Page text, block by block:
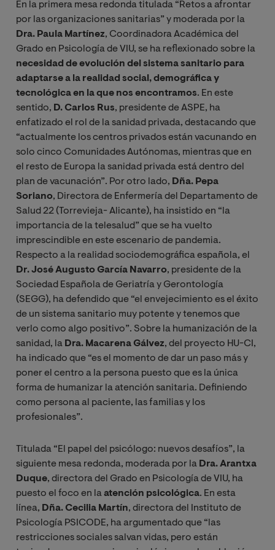
En la primera mesa redonda titulada “Retos a afrontar
por las organizaciones sanitarias” y moderada por la
Dra. Paula Martínez, Coordinadora Académica del
Grado en Psicología de VIU, se ha reflexionado sobre la
necesidad de evolución del sistema sanitario para
adaptarse a la realidad social, demográfica y
tecnológica en la que nos encontramos. En este
sentido, D. Carlos Rus, presidente de ASPE, ha
enfatizado el rol de la sanidad privada, destacando que
“actualmente los centros privados están vacunando en
solo cinco Comunidades Autónomas, mientras que en
el resto de Europa la sanidad privada está dentro del
plan de vacunación”. Por otro lado, Dña. Pepa
Soriano, Directora de Enfermería del Departamento de
Salud 22 (Torrevieja- Alicante), ha insistido en “la
importancia de la telesalud” que se ha vuelto
imprescindible en este escenario de pandemia.
Respecto a la realidad sociodemográfica española, el
Dr. José Augusto García Navarro, presidente de la
Sociedad Española de Geriatría y Gerontología
(SEGG), ha defendido que “el envejecimiento es el éxito
de un sistema sanitario muy potente y tenemos que
verlo como algo positivo”. Sobre la humanización de la
sanidad, la Dra. Macarena Gálvez, del proyecto HU-CI,
ha indicado que “es el momento de dar un paso más y
poner el centro a la persona puesto que es la única
forma de humanizar la atención sanitaria. Definiendo
como persona al paciente, las familias y los
profesionales”.
Titulada “El papel del psicólogo: nuevos desafíos”, la
siguiente mesa redonda, moderada por la Dra. Arantxa
Duque, directora del Grado en Psicología de VIU, ha
puesto el foco en laatención psicológica. En esta
línea, Dña. Cecilia Martín, directora del Instituto de
Psicología PSICODE, ha argumentado que “las
restricciones sociales salvan vidas, pero están